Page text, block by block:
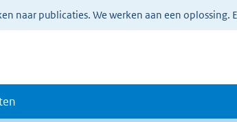
naar publicaties. We werken aan een oplossing.